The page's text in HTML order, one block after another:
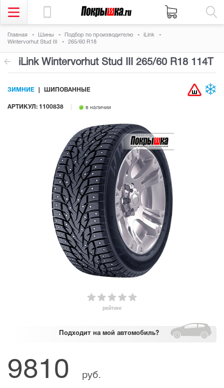
Главная Шины Подбор по производителю
iLink
Wintervorhut Stud III
265/60 R18
iLink Wintervorhut Stud III 265/60 R18 114T
рейтинг
АРТИКУЛ: 1100838 в наличии
ЗИМНИЕ ШИПОВАННЫЕ
Подходит на мой автомобиль?
9810 руб.